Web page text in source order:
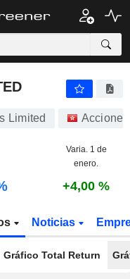
Limited Acciones
Varia. 1 de
enero.
+4,00 %
Noticias
Gráfico Total Return